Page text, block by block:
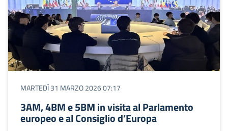
MARTEDÌ 31 MARZO 2026 07:17
3AM, 4BM e 5BM in visita al Parlamento
europeo e al Consiglio d’Europa